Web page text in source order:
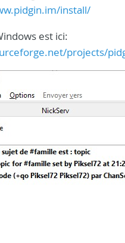
install/
est ici:
projects/